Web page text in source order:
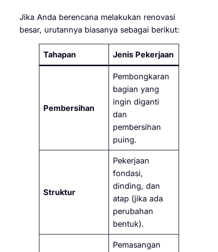
Jika Anda berencana melakukan renovasi
besar, urutannya biasanya sebagai berikut:
Tahapan Jenis Pekerjaan
Pembersihan
Pembongkaran
bagian yang
ingin diganti
dan
pembersihan
puing.
Struktur
Pekerjaan
fondasi,
dinding, dan
atap (jika ada
perubahan
bentuk).
Pemasangan